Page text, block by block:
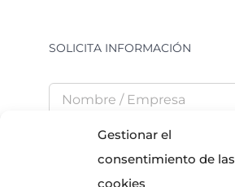
Gestionar el
consentimiento de las
cookies
SOLICITA INFORMACIÓN